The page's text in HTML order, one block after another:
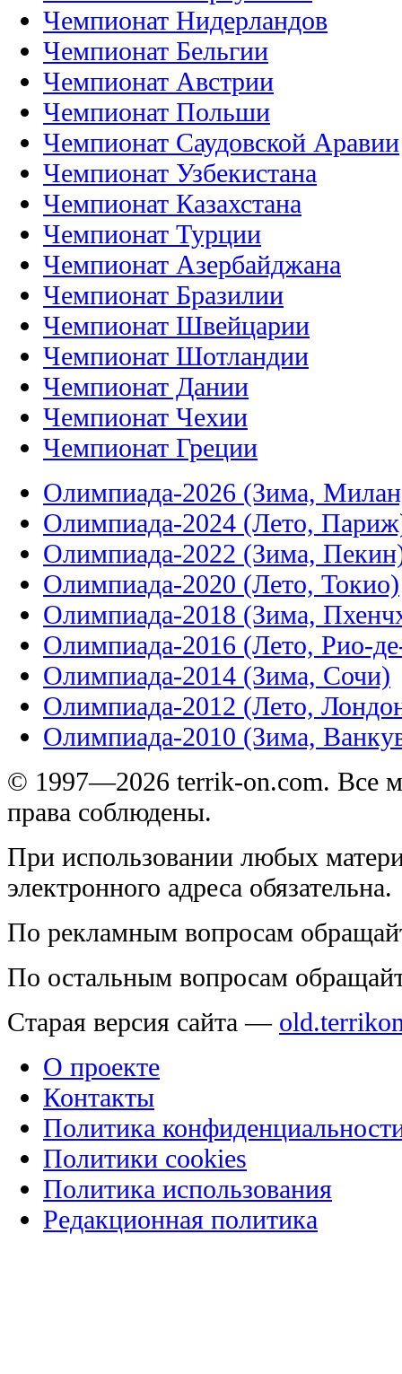
Чемпионат Нидерландов
Чемпионат Бельгии
Чемпионат Австрии
Чемпионат Польши
Чемпионат Саудовской Аравии
Чемпионат Узбекистана
Чемпионат Казахстана
Чемпионат Турции
Чемпионат Азербайджана
Чемпионат Бразилии
Чемпионат Швейцарии
Чемпионат Шотландии
Чемпионат Дании
Чемпионат Чехии
Чемпионат Греции
Олимпиада-2026 (Зима,
Олимпиада-2024 (Лето,
Олимпиада-2022 (Зима,
Олимпиада-2020 (Лето, Токио)
Олимпиада-2018 (Зима,
Олимпиада-2016 (Лето, Рио-
Олимпиада-2014 (Зима, Сочи)
Олимпиада-2012 (Лето,
Олимпиада-2010 (Зима,
© 1997—2026 terrik-on.com. Все
права соблюдены.
При использовании любых
электронного адреса обязательна.
По рекламным вопросам
По остальным вопросам
Старая версия сайта —
О проекте
Контакты
Политика
Политики cookies
Политика использования
Редакционная политика